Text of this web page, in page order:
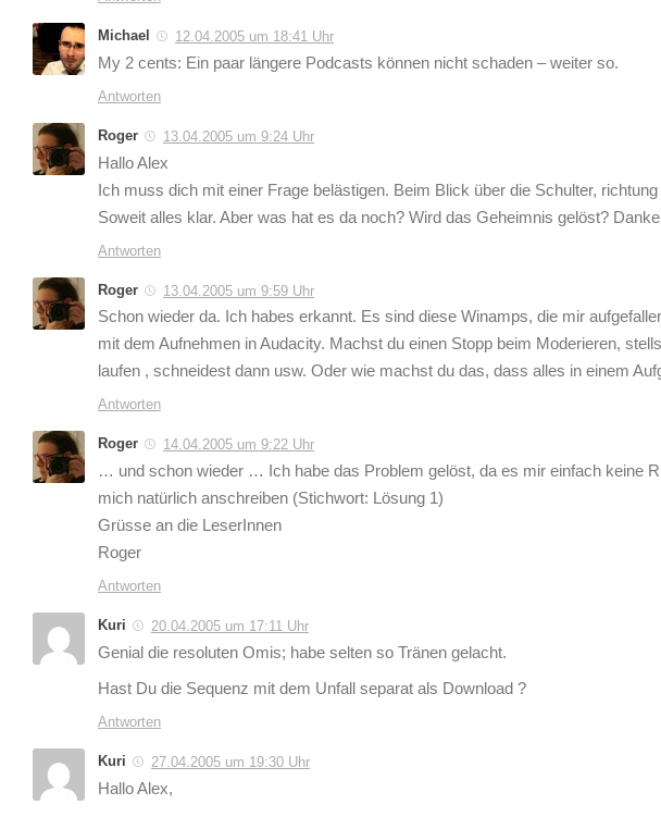
Michael 12.04.2005 um 18:41 Uhr
My 2 cents: Ein paar längere Podcasts können nicht schaden – weiter so.
Antworten
Roger 13.04.2005 um 9:24 Uhr
Hallo Alex
Ich muss dich mit einer Frage belästigen. Beim Blick über die Schulter,
Soweit alles klar. Aber was hat es da noch? Wird das Geheimnis gelöst?
Antworten
Roger 13.04.2005 um 9:59 Uhr
Schon wieder da. Ich habes erkannt. Es sind diese Winamps, die mir
mit dem Aufnehmen in Audacity. Machst du einen Stopp beim Moderieren,
laufen , schneidest dann usw. Oder wie machst du das, dass alles in einem
Antworten
Roger 14.04.2005 um 9:22 Uhr
… und schon wieder … Ich habe das Problem gelöst, da es mir einfach keine
mich natürlich anschreiben (Stichwort: Lösung 1)
Grüsse an die LeserInnen
Roger
Antworten
Kuri 20.04.2005 um 17:11 Uhr
Genial die resoluten Omis; habe selten so Tränen gelacht.
Hast Du die Sequenz mit dem Unfall separat als Download ?
Antworten
Kuri 27.04.2005 um 19:30 Uhr
Hallo Alex,